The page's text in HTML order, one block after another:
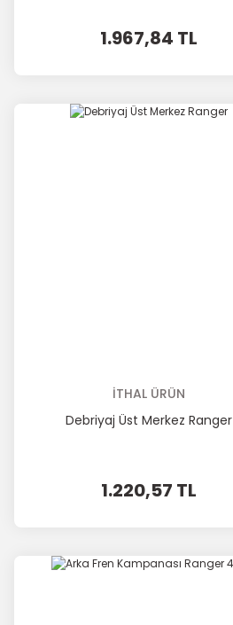
1.967,84 TL
İTHAL ÜRÜN
Debriyaj Üst Merkez Ranger
1.220,57 TL